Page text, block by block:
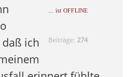
... ist OFFLINE
Beiträge: 274
ich